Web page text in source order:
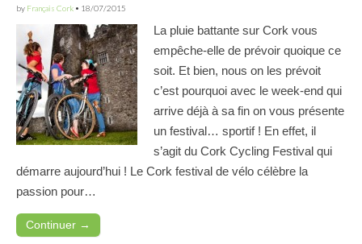
by Français Cork • 18/07/2015
La pluie battante sur Cork vous
empêche-elle de prévoir quoique ce
soit. Et bien, nous on les prévoit
c’est pourquoi avec le week-end qui
arrive déjà à sa fin on vous présente
un festival… sportif ! En effet, il
s’agit du Cork Cycling Festival qui
démarre aujourd’hui ! Le Cork festival de vélo célèbre la
passion pour…
Continuer →